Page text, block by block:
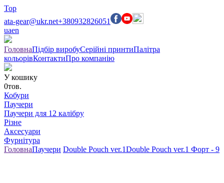
Top
ata-gear@ukr.net+380932826051
uaen
ГоловнаПідбір виробуСерійні принтиПалітра
кольорівКонтактиПро компанію
У кошику
0тов.
Кобури
Паучери
Паучери для 12 калібру
Різне
Аксесуари
Фурнітура
ГоловнаПаучери Double Pouch ver.1Double Pouch ver.1 Форт - 9